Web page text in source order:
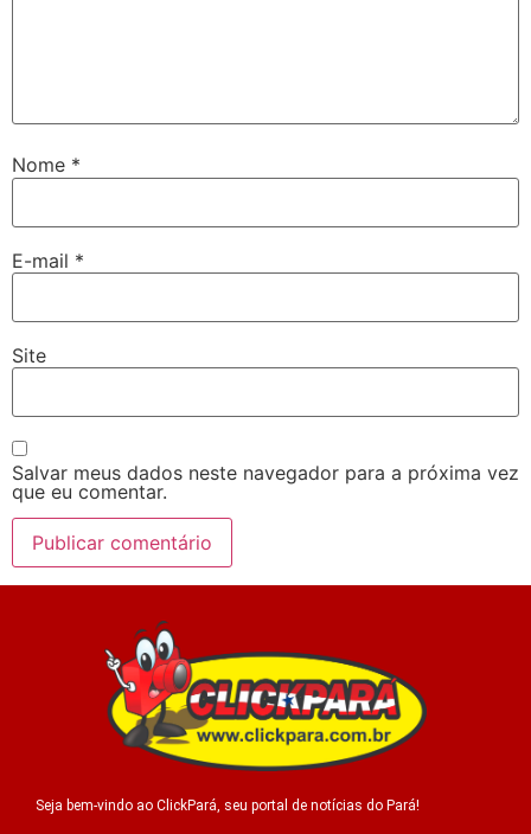
Nome *
E-mail *
Site
Salvar meus dados neste navegador para a próxima vez
que eu comentar.
Seja bem-vindo ao ClickPará, seu portal de notícias do Pará!